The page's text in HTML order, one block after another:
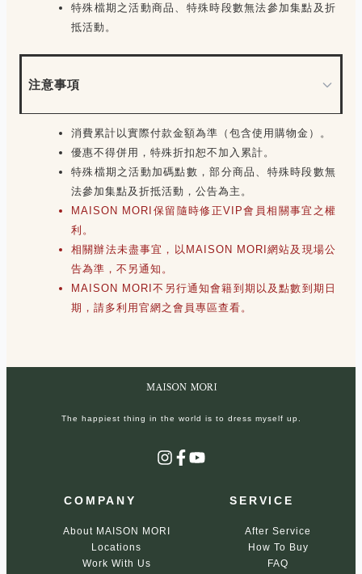
特殊檔期之活動商品、特殊時段數無法參加集點及折
抵活動。
注意事項
消費累計以實際付款金額為準（包含使用購物金）。
優惠不得併用，特殊折扣恕不加入累計。
特殊檔期之活動加碼點數，部分商品、特殊時段數無
法參加集點及折抵活動，公告為主。
MAISON MORI保留隨時修正VIP會員相關事宜之權
利。
相關辦法未盡事宜，以MAISON MORI網站及現場公
告為準，不另通知。
MAISON MORI不另行通知會籍到期以及點數到期日
期，請多利用官網之會員專區查看。
The happiest thing in the world is to dress myself up.
Instagram
Facebook
YouTube
COMPANY
About MAISON MORI
Locations
Work With Us
SERVICE
After Service
How To Buy
FAQ